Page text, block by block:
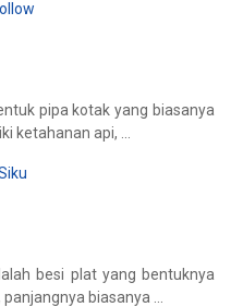
pipa kotak yang biasanya
ketahanan api, ...
besi plat yang bentuknya
biasanya ...